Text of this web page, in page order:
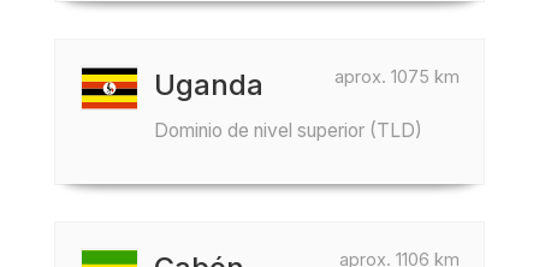
aprox. 1075 km
Uganda
Dominio de nivel superior (TLD)
aprox. 1106 km